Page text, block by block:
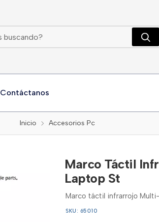
Contáctanos
Inicio Accesorios Pc
Marco Táctil
Laptop St
Marco táctil infrarrojo
SKU: 65010